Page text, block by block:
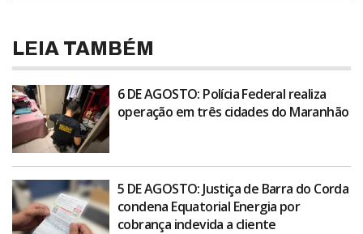
LEIA TAMBÉM
6 DE AGOSTO: Polícia Federal realiza
operação em três cidades do Maranhão
5 DE AGOSTO: Justiça de Barra do Corda
condena Equatorial Energia por
cobrança indevida a cliente